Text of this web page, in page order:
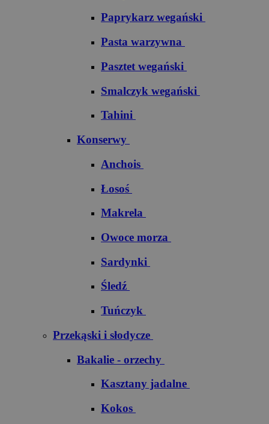
Paprykarz wegański
Pasta warzywna
Pasztet wegański
Smalczyk wegański
Tahini
Konserwy
Anchois
Łosoś
Makrela
Owoce morza
Sardynki
Śledź
Tuńczyk
Przekąski i słodycze
Bakalie - orzechy
Kasztany jadalne
Kokos